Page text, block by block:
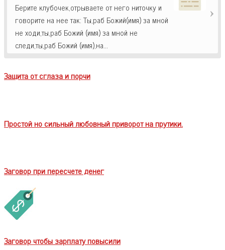
Берите клубочек,отрываете от него ниточку и
говорите на нее так: Ты,раб Божий(имя) за мной
не ходи,ты,раб Божий (имя) за мной не
следи,ты,раб Божий (имя),на…
Защита от сглаза и порчи
Простой но сильный любовный приворот на прутики.
Заговор при пересчете денег
Заговор чтобы зарплату повысили